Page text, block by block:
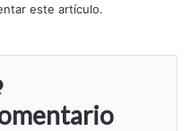
este artículo.